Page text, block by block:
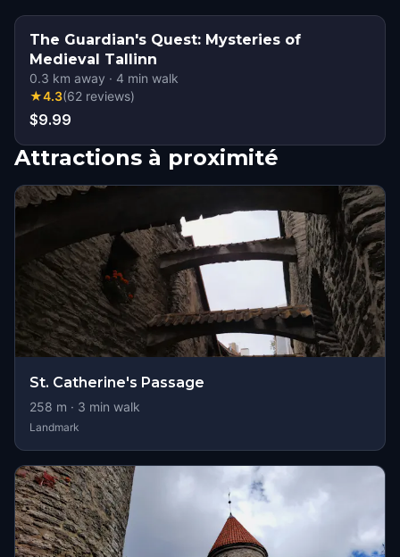
The Guardian's Quest: Mysteries of
Medieval Tallinn
0.3 km away · 4 min walk
★4.3(62 reviews)
$9.99
Attractions à proximité
St. Catherine's Passage
258 m · 3 min walk
Landmark